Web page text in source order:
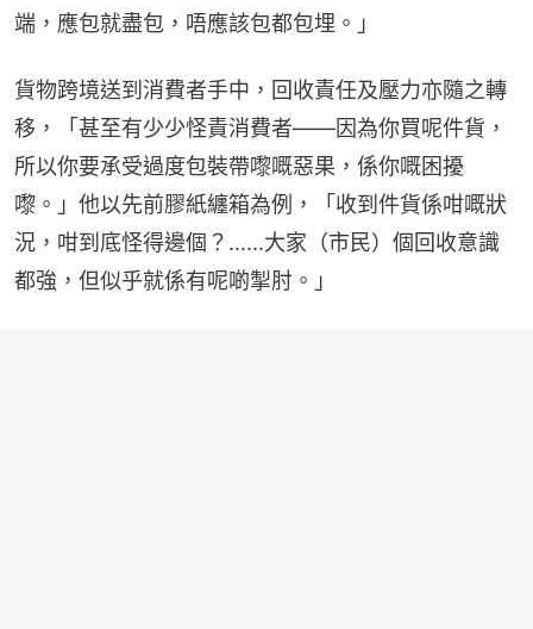
端，應包就盡包，唔應該包都包埋。」
貨物跨境送到消費者手中，回收責任及壓力亦隨之轉
移，「甚至有少少怪責消費者——因為你買呢件貨，
所以你要承受過度包裝帶嚟嘅惡果，係你嘅困擾
嚟。」他以先前膠紙纏箱為例，「收到件貨係咁嘅狀
況，咁到底怪得邊個？......大家（市民）個回收意識
都強，但似乎就係有呢啲掣肘。」